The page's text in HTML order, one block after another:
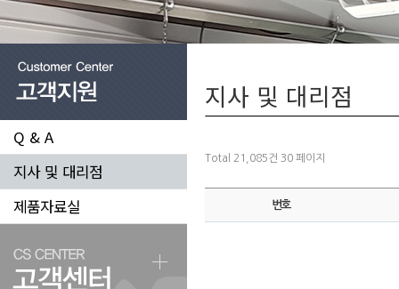
Q & A
지사 및 대리점
제품자료실
지사 및 대리점
Total 21,085건 30 페이지
번호